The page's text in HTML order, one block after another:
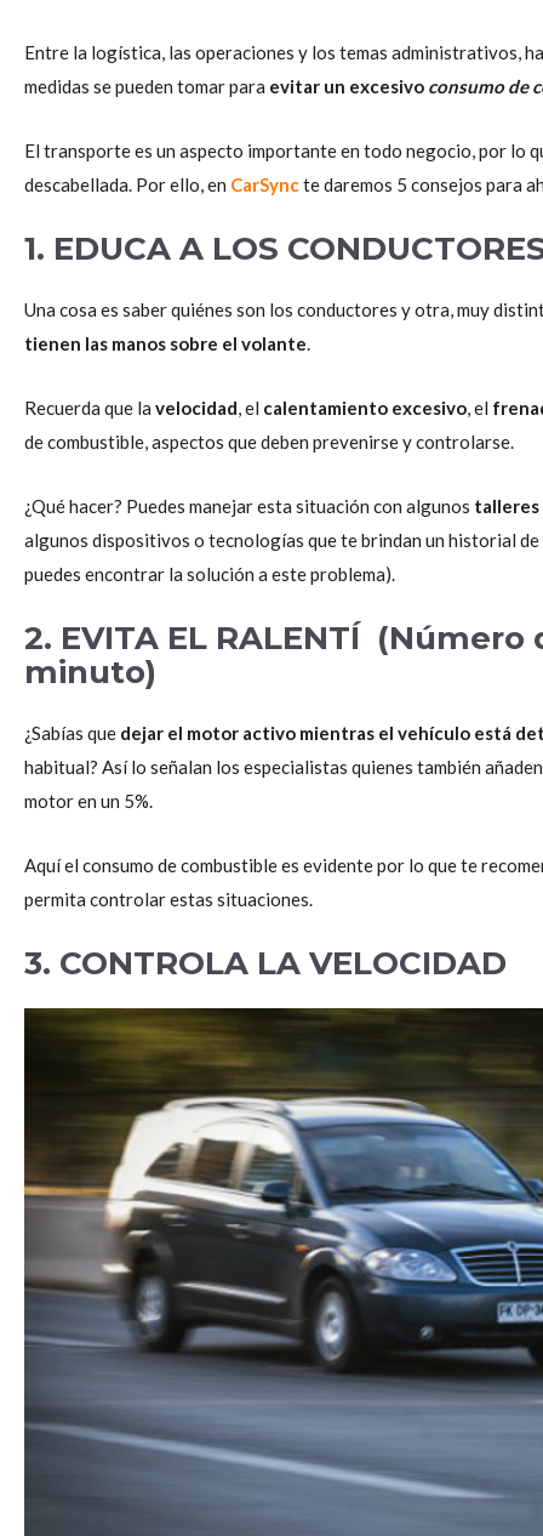
Entre la logística, las operaciones y los temas administrativos,
medidas se pueden tomar para evitar un excesivo consumo de
El transporte es un aspecto importante en todo negocio, por lo
descabellada. Por ello, en CarSyncte daremos 5 consejos para
1. EDUCA A LOS
Una cosa es saber quiénes son los conductores y otra, muy
tienen las manos sobre el volante.
Recuerda que la velocidad, el calentamiento excesivo, el
de combustible, aspectos que deben prevenirse y controlarse.
¿Qué hacer? Puedes manejar esta situación con algunos talleres
algunos dispositivos o tecnologías que te brindan un historial
puedes encontrar la solución a este problema).
2. EVITA EL RALENTÍ
minuto)
¿Sabías que dejar el motor activo mientras el vehículo está
habitual? Así lo señalan los especialistas quienes también
motor en un 5%.
Aquí el consumo de combustible es evidente por lo que te
permita controlar estas situaciones.
3. CONTROLA LA VELOCIDAD